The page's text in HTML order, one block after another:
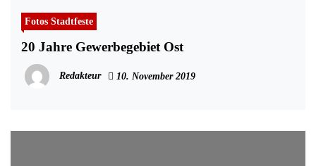
Fotos Stadtfeste
20 Jahre Gewerbegebiet Ost
Redakteur 10. November 2019